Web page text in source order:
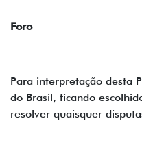
Foro
Para interpretação desta
do Brasil, ficando
resolver quaisquer